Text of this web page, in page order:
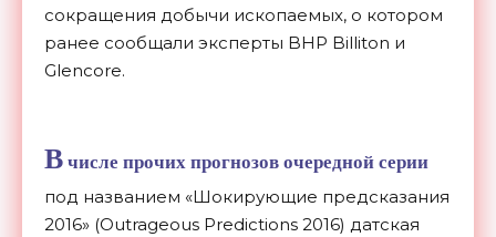
сокращения добычи ископаемых, о котором
ранее сообщали эксперты BHP Billiton и
Glencore.
Вчисле прочих прогнозов очередной серии
под названием «Шокирующие предсказания
2016» (Outrageous Predictions 2016) датская